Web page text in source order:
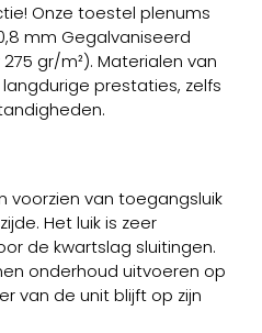
Onze toestel plenums
mm Gegalvaniseerd
gr/m²). Materialen van
prestaties, zelfs
voorzien van toegangsluik
Het luik is zeer
de kwartslag sluitingen.
onderhoud uitvoeren op
van de unit blijft op zijn